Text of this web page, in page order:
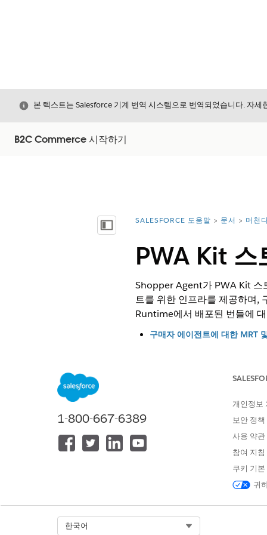
닫기본 텍스트는 Salesforce 기계 번역 시스템으로 번역되었습니다. 자세
B2C Commerce 시작하기
목차 표시 위치:
SALESFORCE 도움말 문서 머천
PWA Kit
Shopper Agent가 PWA Kit 스
트를 위한 인프라를 제공하며,
Runtime에서 배포된 번들에
구매자 에이전트에 대한 MRT
구매자가 사이트를 탐색, 검
런트 페이지의 플로팅 아이콘
PWA Kit 스토어프런트용
구매자가 구매를 완료할 수
이 기사를 통해 문제를 해결했습니
1-800-667-6389
개인정보
보안 정책
사용 약관
참여 지침
쿠키 기
귀
한국어